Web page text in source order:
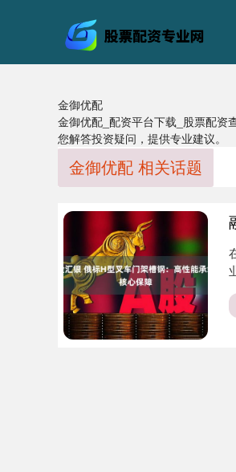
金御优配
金御优配_配资平台下载_股票配资
您解答投资疑问，提供专业建议。
金御优配 相关话题